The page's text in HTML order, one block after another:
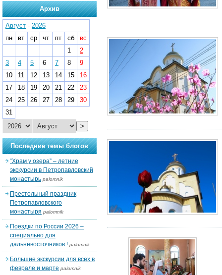
Архив
Август - 2026
пн
вт ср чт пт сб
вс
1
2
3
4 5 6 7 8
9
10
11 12 13 14 15
16
17
18 19 20 21 22
23
24
25 26 27 28 29
30
31
>
Последние темы блогов
“Храм у озера” – летние
экскурсии в Петропавловский
монастырь palomnik
Престольный праздник
Петропавловского
монастыря palomnik
Поездки по России 2026 –
специально для
дальневосточников ! palomnik
Большие экскурсии для всех в
феврале и марте palomnik